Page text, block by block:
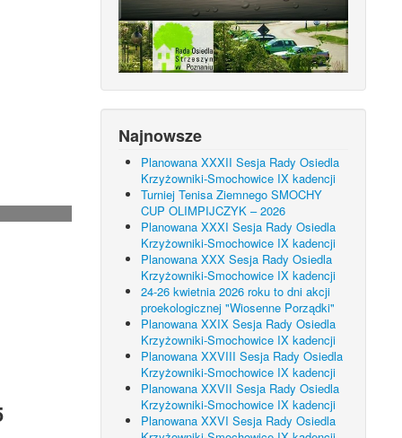
Najnowsze
Planowana XXXII Sesja Rady Osiedla
Krzyżowniki-Smochowice IX kadencji
Turniej Tenisa Ziemnego SMOCHY
CUP OLIMPIJCZYK – 2026
Planowana XXXI Sesja Rady Osiedla
Krzyżowniki-Smochowice IX kadencji
Planowana XXX Sesja Rady Osiedla
Krzyżowniki-Smochowice IX kadencji
24-26 kwietnia 2026 roku to dni akcji
proekologicznej "Wiosenne Porządki"
Planowana XXIX Sesja Rady Osiedla
Krzyżowniki-Smochowice IX kadencji
Planowana XXVIII Sesja Rady Osiedla
Krzyżowniki-Smochowice IX kadencji
Planowana XXVII Sesja Rady Osiedla
Krzyżowniki-Smochowice IX kadencji
Planowana XXVI Sesja Rady Osiedla